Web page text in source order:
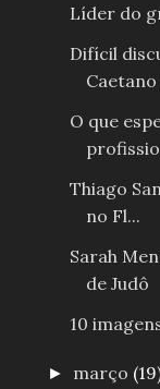
Líder do
Difícil
Caetano
O que
Thiago
no Fl...
Sarah
de Judô
10
► março